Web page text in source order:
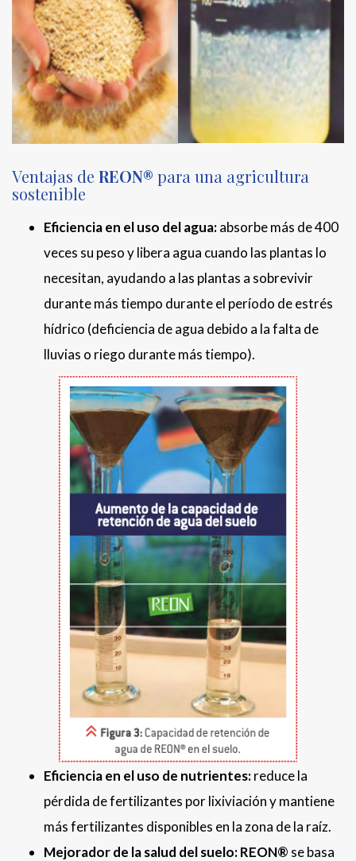
Ventajas de REON® para una agricultura
sostenible
Eficiencia en el uso del agua:absorbe más de 400
veces su peso y libera agua cuando las plantas lo
necesitan, ayudando a las plantas a sobrevivir
durante más tiempo durante el período de estrés
hídrico (deficiencia de agua debido a la falta de
lluvias o riego durante más tiempo).
Eficiencia en el uso de nutrientes:reduce la
pérdida de fertilizantes por lixiviación y mantiene
más fertilizantes disponibles en la zona de la raíz.
Mejorador de la salud del suelo:REON® se basa